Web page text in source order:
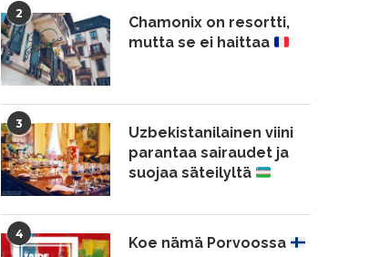
2
Chamonix on resortti,
mutta se ei haittaa
3
Uzbekistanilainen viini
parantaa sairaudet ja
suojaa säteilyltä
4
Koe nämä Porvoossa